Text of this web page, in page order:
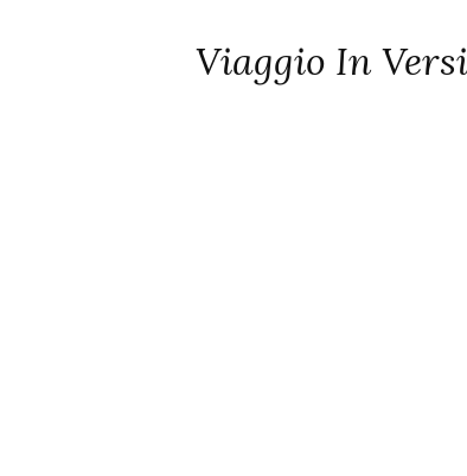
Viaggio In